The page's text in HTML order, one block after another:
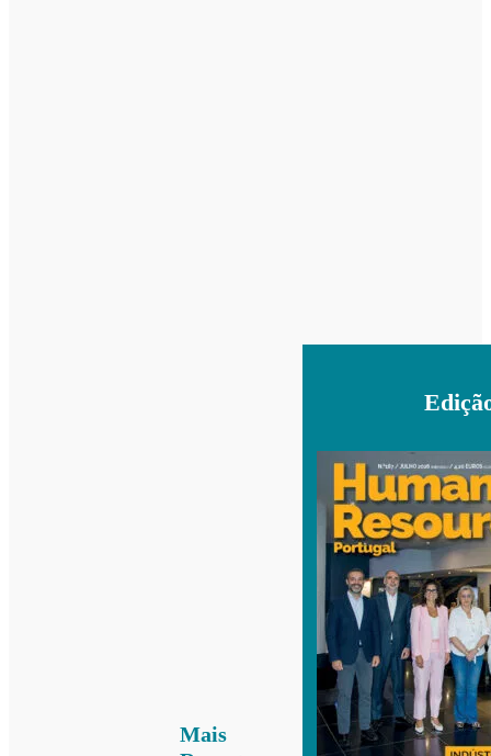
Mais